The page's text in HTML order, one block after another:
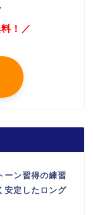
！／
ーン習得の練習
安定したロング